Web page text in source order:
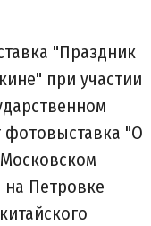
"Праздник
при участии
фотовыставка "О
на Петровке